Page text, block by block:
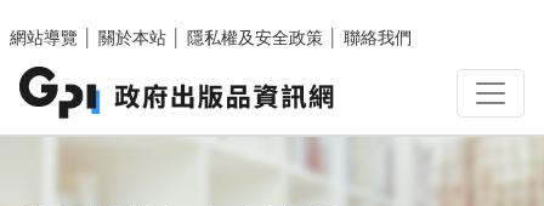
網站導覽
關於本站 隱私權及安全政策 聯絡我們